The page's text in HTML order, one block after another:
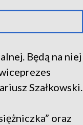
Będą na niej
Szałkowski.
oraz